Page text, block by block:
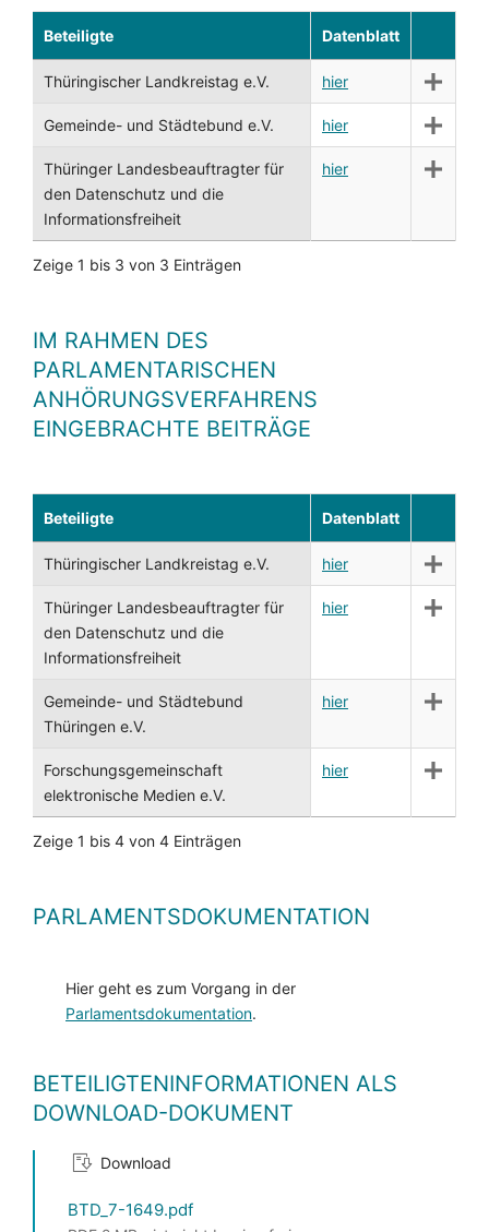
Beteiligte Datenblatt
Thüringischer Landkreistag e.V. hier
Gemeinde- und Städtebund e.V. hier
Thüringer Landesbeauftragter für
den Datenschutz und die
Informationsfreiheit
hier
Zeige 1 bis 3 von 3 Einträgen
IM RAHMEN DES
PARLAMENTARISCHEN
ANHÖRUNGSVERFAHRENS
EINGEBRACHTE BEITRÄGE
Beteiligte Datenblatt
Thüringischer Landkreistag e.V. hier
Thüringer Landesbeauftragter für
den Datenschutz und die
Informationsfreiheit
hier
Gemeinde- und Städtebund
Thüringen e.V.
hier
Forschungsgemeinschaft
elektronische Medien e.V.
hier
Zeige 1 bis 4 von 4 Einträgen
PARLAMENTSDOKUMENTATION
Hier geht es zum Vorgang in der
Parlamentsdokumentation.
BETEILIGTENINFORMATIONEN ALS
DOWNLOAD-DOKUMENT
Download
BTD_7-1649.pdf